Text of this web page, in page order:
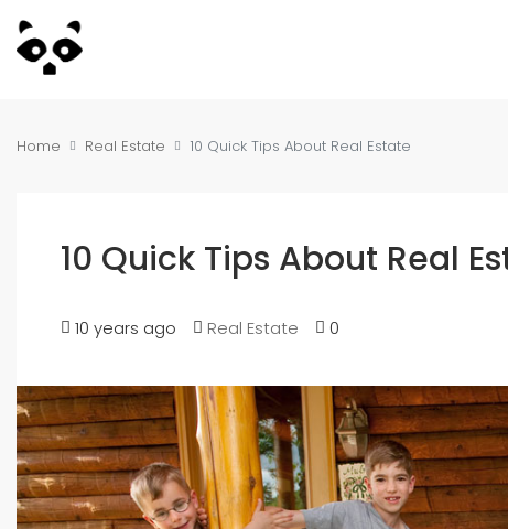
Home Real Estate 10 Quick Tips About Real Estate
10 Quick Tips About Real
10 years ago Real Estate 0